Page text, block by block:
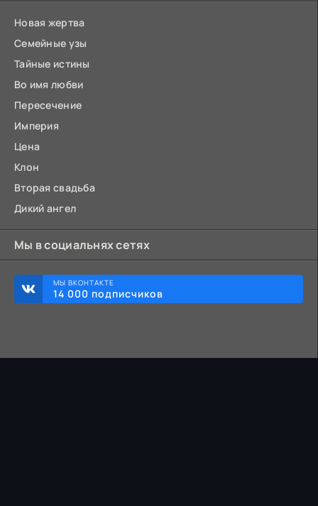
Новая жертва
Семейные узы
Тайные истины
Во имя любви
Пересечение
Империя
Цена
Клон
Вторая свадьба
Дикий ангел
Мы в социальнях сетях
МЫ ВКОНТАКТЕ
14 000 подписчиков